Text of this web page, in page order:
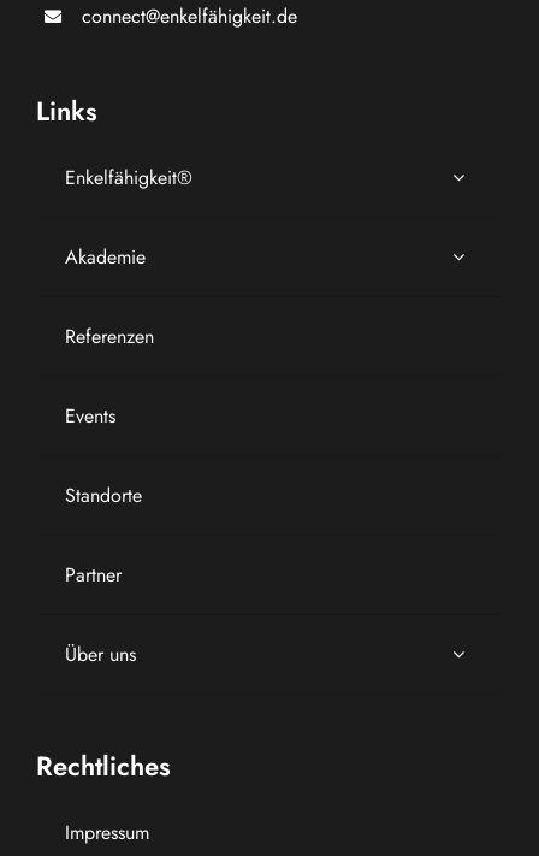
connect@enkelfähigkeit.de
Links
Enkelfähigkeit®
Akademie
Referenzen
Events
Standorte
Partner
Über uns
Rechtliches
Impressum